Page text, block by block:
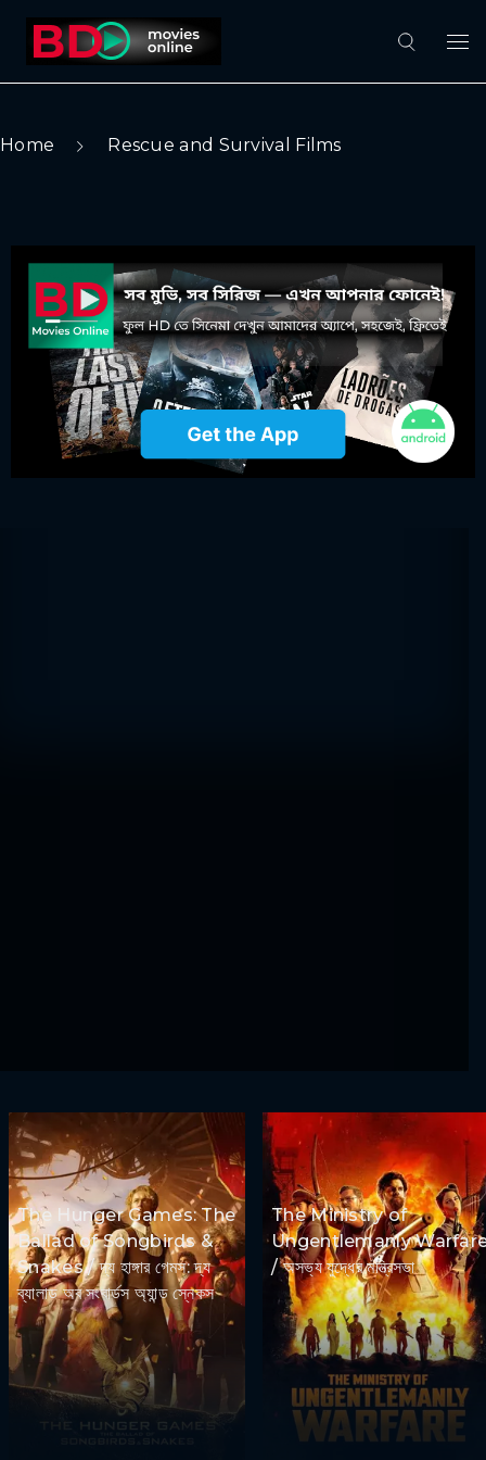
Home Rescue and Survival Films
The Hunger Games: The
Ballad of Songbirds &
Snakes / দ্য হাঙ্গার গেমস: দ্য
ব্যালাড অব সংবার্ডস অ্যান্ড স্নেকস
The Ministry of
Ungentlemanly
/ অসভ্য যুদ্ধের মন্ত্রিসভা